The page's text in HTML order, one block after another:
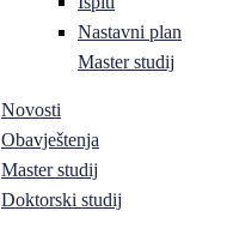
Nastavni plan
Master studij
Novosti
Obavještenja
Master studij
Doktorski studij